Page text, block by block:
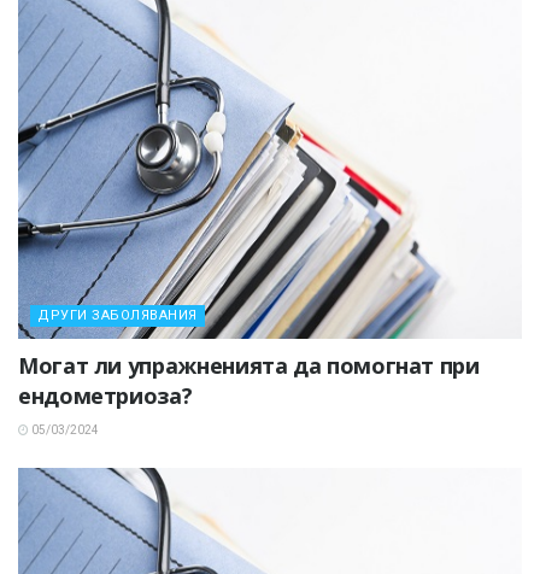
ДРУГИ ЗАБОЛЯВАНИЯ
Могат ли упражненията да помогнат при
ендометриоза?
05/03/2024